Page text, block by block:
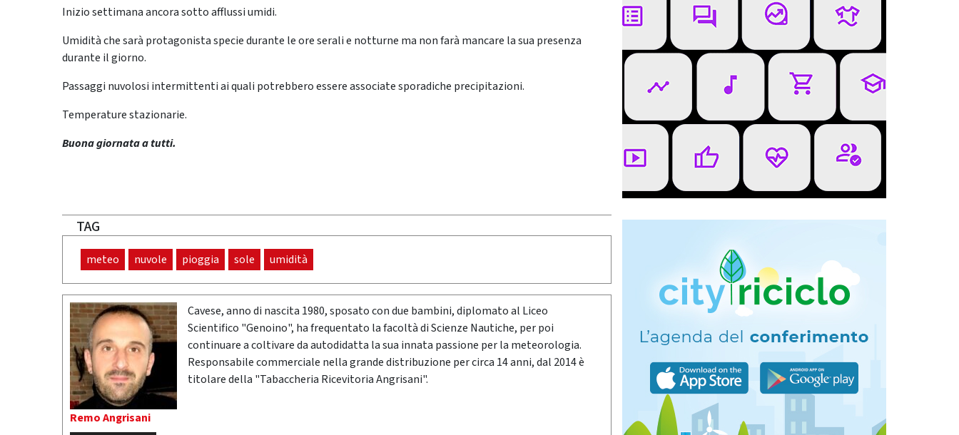
Inizio settimana ancora sotto afflussi umidi.
Umidità che sarà protagonista specie durante le ore serali e notturne ma non farà mancare la sua presenza
durante il giorno.
Passaggi nuvolosi intermittenti ai quali potrebbero essere associate sporadiche precipitazioni.
Temperature stazionarie.
Buona giornata a tutti.
TAG
meteo nuvole pioggia sole umidità
Remo Angrisani
Cavese, anno di nascita 1980, sposato con due bambini, diplomato al Liceo
Scientifico "Genoino", ha frequentato la facoltà di Scienze Nautiche, per poi
continuare a coltivare da autodidatta la sua innata passione per la meteorologia.
Responsabile commerciale nella grande distribuzione per circa 14 anni, dal 2014 è
titolare della "Tabaccheria Ricevitoria Angrisani".